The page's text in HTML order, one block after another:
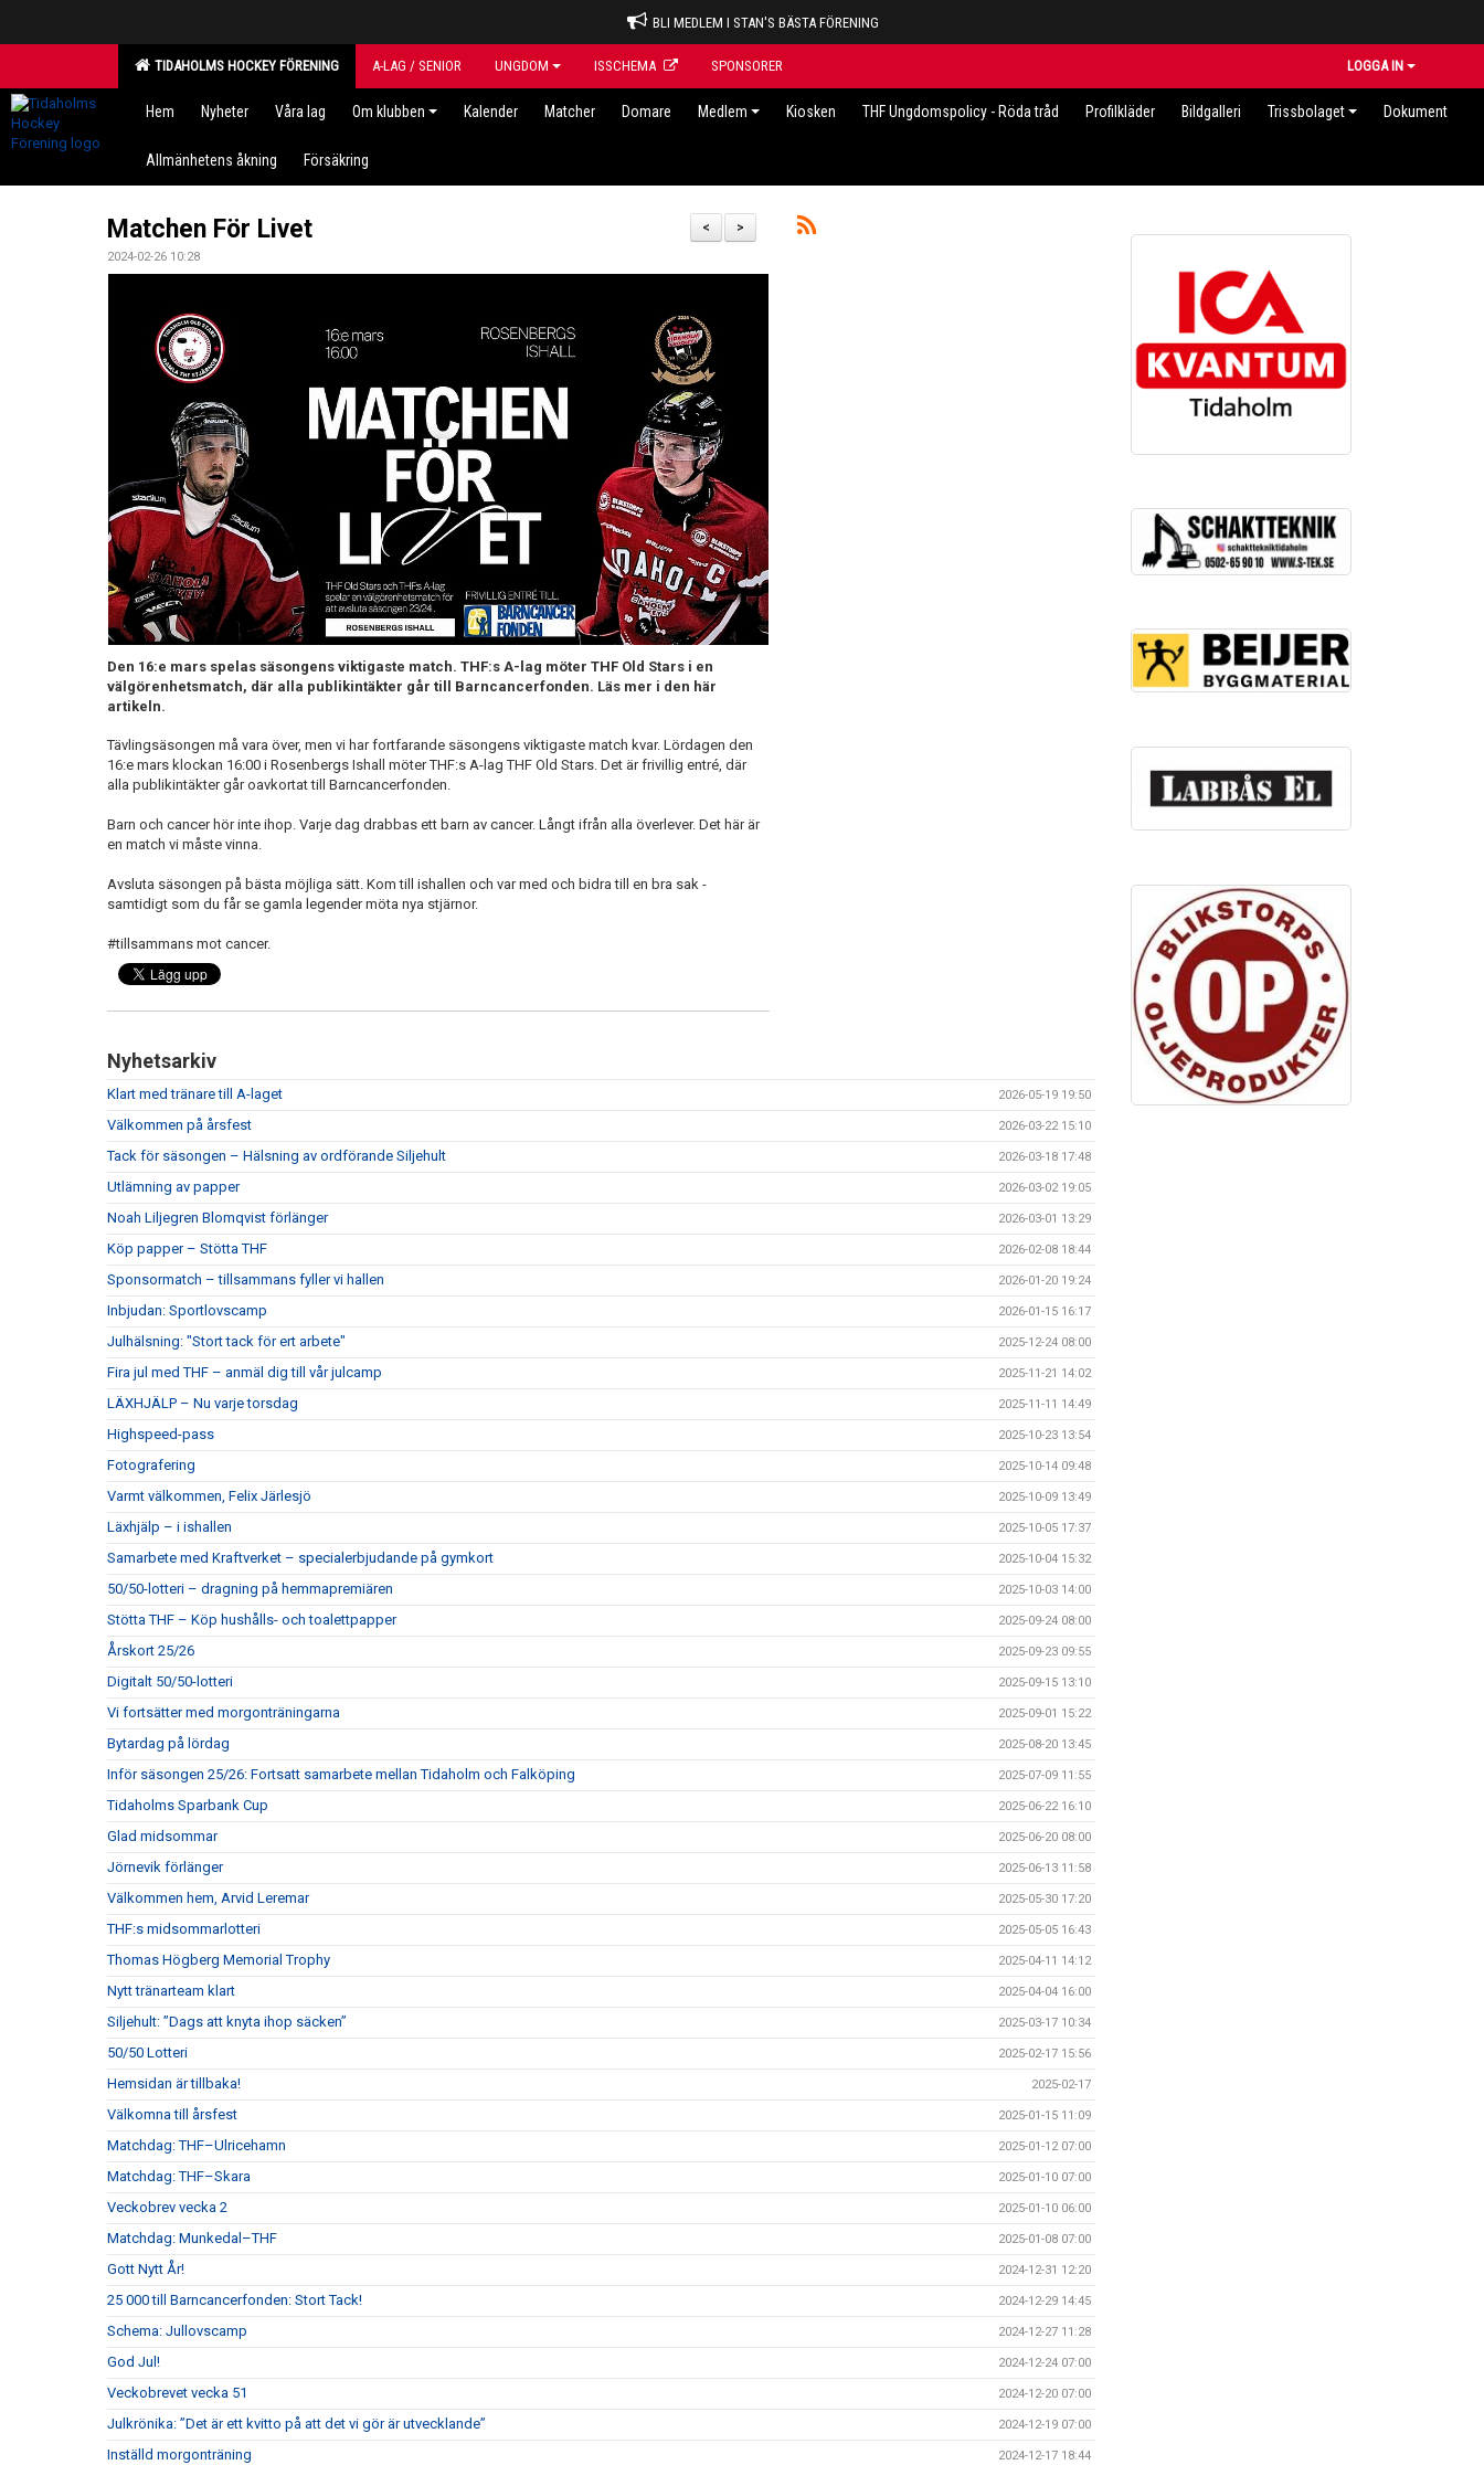
BLI MEDLEM I STAN'S BÄSTA FÖRENING
TIDAHOLMS HOCKEY FÖRENING A-LAG / SENIOR UNGDOM ISSCHEMA SPONSORER LOGGA IN
Hem Nyheter Våra lag Om klubben Kalender Matcher Domare Medlem Kiosken THF Ungdomspolicy - Röda tråd Profilkläder Bildgalleri Trissbolaget Dokument
Allmänhetens åkning Försäkring
>
<
Matchen För Livet
2024-02-26 10:28
Den 16:e mars spelas säsongens viktigaste match. THF:s A-lag möter THF Old Stars i en
välgörenhetsmatch, där alla publikintäkter går till Barncancerfonden. Läs mer i den här
artikeln.
Tävlingsäsongen må vara över, men vi har fortfarande säsongens viktigaste match kvar. Lördagen den
16:e mars klockan 16:00 i Rosenbergs Ishall möter THF:s A-lag THF Old Stars. Det är frivillig entré, där
alla publikintäkter går oavkortat till Barncancerfonden.
Barn och cancer hör inte ihop. Varje dag drabbas ett barn av cancer. Långt ifrån alla överlever. Det här är
en match vi måste vinna.
Avsluta säsongen på bästa möjliga sätt. Kom till ishallen och var med och bidra till en bra sak -
samtidigt som du får se gamla legender möta nya stjärnor.
#tillsammans mot cancer.
Nyhetsarkiv
Klart med tränare till A-laget 2026-05-19 19:50
Välkommen på årsfest 2026-03-22 15:10
Tack för säsongen – Hälsning av ordförande Siljehult 2026-03-18 17:48
Utlämning av papper 2026-03-02 19:05
Noah Liljegren Blomqvist förlänger 2026-03-01 13:29
Köp papper – Stötta THF 2026-02-08 18:44
Sponsormatch – tillsammans fyller vi hallen 2026-01-20 19:24
Inbjudan: Sportlovscamp 2026-01-15 16:17
Julhälsning: "Stort tack för ert arbete" 2025-12-24 08:00
Fira jul med THF – anmäl dig till vår julcamp 2025-11-21 14:02
LÄXHJÄLP – Nu varje torsdag 2025-11-11 14:49
Highspeed-pass 2025-10-23 13:54
Fotografering 2025-10-14 09:48
Varmt välkommen, Felix Järlesjö 2025-10-09 13:49
Läxhjälp – i ishallen 2025-10-05 17:37
Samarbete med Kraftverket – specialerbjudande på gymkort 2025-10-04 15:32
50/50-lotteri – dragning på hemmapremiären 2025-10-03 14:00
Stötta THF – Köp hushålls- och toalettpapper 2025-09-24 08:00
Årskort 25/26 2025-09-23 09:55
Digitalt 50/50-lotteri 2025-09-15 13:10
Vi fortsätter med morgonträningarna 2025-09-01 15:22
Bytardag på lördag 2025-08-20 13:45
Inför säsongen 25/26: Fortsatt samarbete mellan Tidaholm och Falköping 2025-07-09 11:55
Tidaholms Sparbank Cup 2025-06-22 16:10
Glad midsommar 2025-06-20 08:00
Jörnevik förlänger 2025-06-13 11:58
Välkommen hem, Arvid Leremar 2025-05-30 17:20
THF:s midsommarlotteri 2025-05-05 16:43
Thomas Högberg Memorial Trophy 2025-04-11 14:12
Nytt tränarteam klart 2025-04-04 16:00
Siljehult: ”Dags att knyta ihop säcken” 2025-03-17 10:34
50/50 Lotteri 2025-02-17 15:56
Hemsidan är tillbaka! 2025-02-17
Välkomna till årsfest 2025-01-15 11:09
Matchdag: THF–Ulricehamn 2025-01-12 07:00
Matchdag: THF–Skara 2025-01-10 07:00
Veckobrev vecka 2 2025-01-10 06:00
Matchdag: Munkedal–THF 2025-01-08 07:00
Gott Nytt År! 2024-12-31 12:20
25 000 till Barncancerfonden: Stort Tack! 2024-12-29 14:45
Schema: Jullovscamp 2024-12-27 11:28
God Jul! 2024-12-24 07:00
Veckobrevet vecka 51 2024-12-20 07:00
Julkrönika: ”Det är ett kvitto på att det vi gör är utvecklande” 2024-12-19 07:00
Inställd morgonträning 2024-12-17 18:44